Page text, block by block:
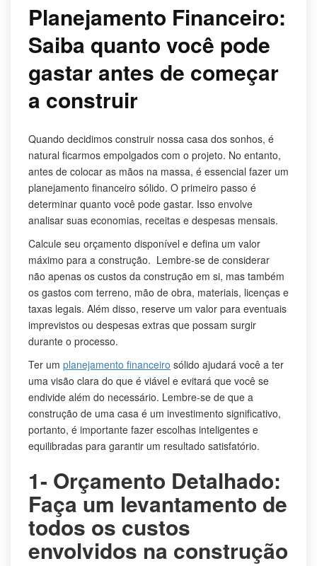
Planejamento Financeiro:
Saiba quanto você pode
gastar antes de começar
a construir
Quando decidimos construir nossa casa dos sonhos, é
natural ficarmos empolgados com o projeto. No entanto,
antes de colocar as mãos na massa, é essencial fazer um
planejamento financeiro sólido. O primeiro passo é
determinar quanto você pode gastar. Isso envolve
analisar suas economias, receitas e despesas mensais.
Calcule seu orçamento disponível e defina um valor
máximo para a construção. Lembre-se de considerar
não apenas os custos da construção em si, mas também
os gastos com terreno, mão de obra, materiais, licenças e
taxas legais. Além disso, reserve um valor para eventuais
imprevistos ou despesas extras que possam surgir
durante o processo.
Ter um planejamento financeiro sólido ajudará você a ter
uma visão clara do que é viável e evitará que você se
endivide além do necessário. Lembre-se de que a
construção de uma casa é um investimento significativo,
portanto, é importante fazer escolhas inteligentes e
equilibradas para garantir um resultado satisfatório.
1- Orçamento Detalhado:
Faça um levantamento de
todos os custos
envolvidos na construção